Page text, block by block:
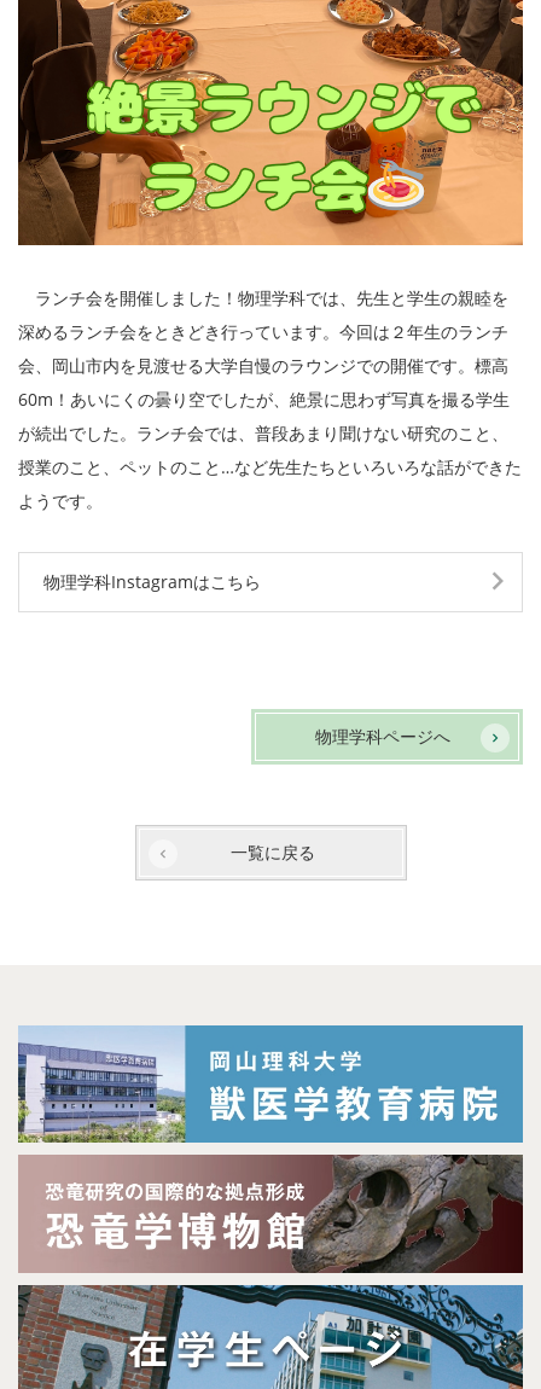
ランチ会を開催しました！物理学科では、先生と学生の親睦を
深めるランチ会をときどき行っています。今回は２年生のランチ
会、岡山市内を見渡せる大学自慢のラウンジでの開催です。標高
60m！あいにくの曇り空でしたが、絶景に思わず写真を撮る学生
が続出でした。ランチ会では、普段あまり聞けない研究のこと、
授業のこと、ペットのこと…など先生たちといろいろな話ができた
ようです。
物理学科Instagramはこちら
物理学科ページへ
一覧に戻る